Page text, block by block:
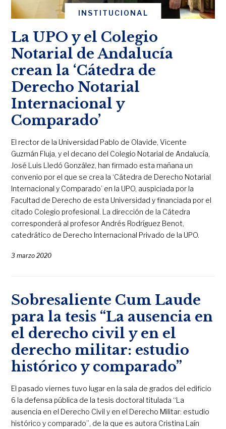
INSTITUCIONAL
La UPO y el Colegio
Notarial de Andalucía
crean la ‘Cátedra de
Derecho Notarial
Internacional y
Comparado’
El rector de la Universidad Pablo de Olavide, Vicente
Guzmán Fluja, y el decano del Colegio Notarial de Andalucía,
José Luis Lledó González, han firmado esta mañana un
convenio por el que se crea la ‘Cátedra de Derecho Notarial
Internacional y Comparado’ en la UPO, auspiciada por la
Facultad de Derecho de esta Universidad y financiada por el
citado Colegio profesional. La dirección de la Cátedra
corresponderá al profesor Andrés Rodríguez Benot,
catedrático de Derecho Internacional Privado de la UPO.
3 marzo 2020
Sobresaliente Cum Laude
para la tesis “La ausencia en
el derecho civil y en el
derecho militar: estudio
histórico y comparado”
El pasado viernes tuvo lugar en la sala de grados del edificio
6 la defensa pública de la tesis doctoral titulada “La
ausencia en el Derecho Civil y en el Derecho Militar: estudio
histórico y comparado”, de la que es autora Cristina Laín